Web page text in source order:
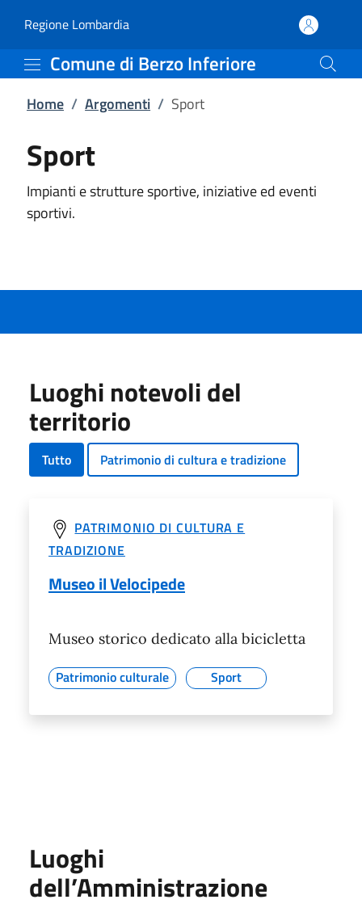
Sport | Comune di
Regione Lombardia(apre in un'altra scheda).
Comune di Berzo Inferiore
Home / Argomenti / Sport
Sport
Impianti e strutture sportive, iniziative ed eventi
sportivi.
Luoghi notevoli del
territorio
Tutto Patrimonio di cultura e tradizione
PATRIMONIO DI CULTURA E
TRADIZIONE
Museo il Velocipede
Museo storico dedicato alla bicicletta
Patrimonio culturale Sport
Luoghi
dell’Amministrazione